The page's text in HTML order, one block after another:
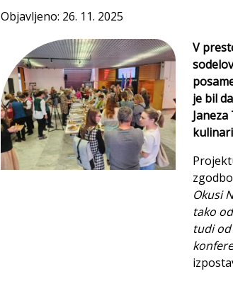
Objavljeno: 26. 11. 2025
V
je bil
Okusi
tako
tudi